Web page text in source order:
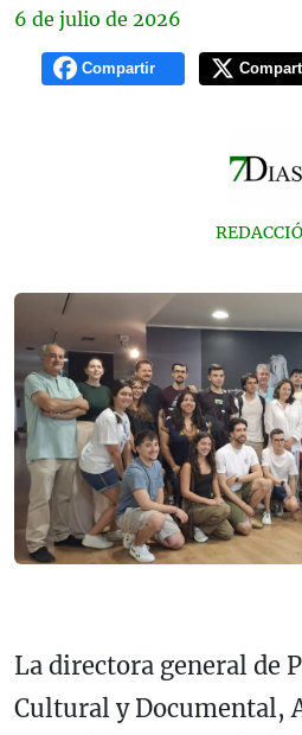
6 de julio de 2026
Compartir
La directora general de
Cultural y Documental,